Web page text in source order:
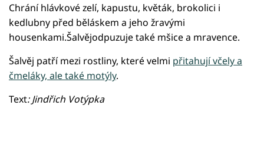
Chrání hlávkové zelí, kapustu, květák, brokolici i
kedlubny před běláskem a jeho žravými
housenkami.Šalvějodpuzuje také mšice a mravence.
Šalvěj patří mezi rostliny, které velmi přitahují včely a
čmeláky, ale také motýly.
Text: Jindřich Votýpka